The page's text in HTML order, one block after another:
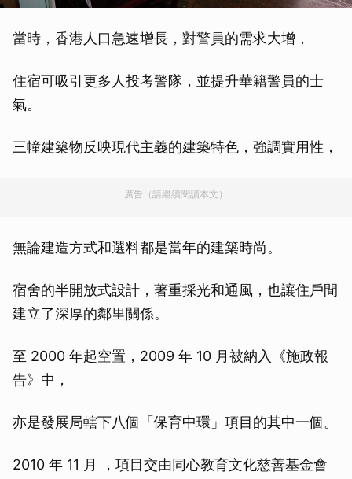
當時，香港人口急速增長，對警員的需求大增，
住宿可吸引更多人投考警隊，並提升華籍警員的士
氣。
三幢建築物反映現代主義的建築特色，強調實用性，
廣告（請繼續閱讀本文）
無論建造方式和選料都是當年的建築時尚。
宿舍的半開放式設計，著重採光和通風，也讓住戶間
建立了深厚的鄰里關係。
至 2000 年起空置，2009 年 10 月被納入《施政報
告》中，
亦是發展局轄下八個「保育中環」項目的其中一個。
2010 年 11 月 ，項目交由同心教育文化慈善基金會